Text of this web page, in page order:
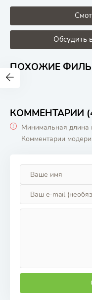
Обсудить
ПОХОЖИЕ
КОММЕНТАРИИ
Минимальная длина
Комментарии